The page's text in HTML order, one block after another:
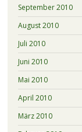
September 2010
August 2010
Juli 2010
Juni 2010
Mai 2010
April 2010
März 2010